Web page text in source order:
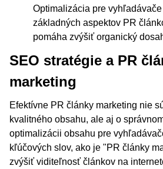
Optimalizácia pre
základných aspektov PR
pomáha zvýšiť organický
SEO stratégie a PR
marketing
Efektívne PR články marketing nie
kvalitného obsahu, ale aj o
optimalizácii obsahu pre
kľúčových slov, ako je "PR články
zvýšiť viditeľnosť článkov na